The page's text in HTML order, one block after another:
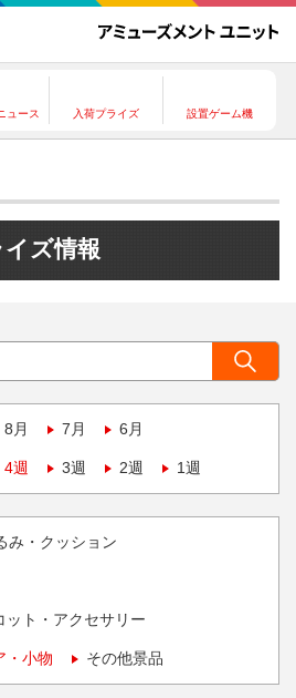
ュース 入荷プライズ 設置ゲーム機
イズ情報
8月 7月 6月
4週 3週 2週 1週
み・クッション
ット・アクセサリー
・小物 その他景品